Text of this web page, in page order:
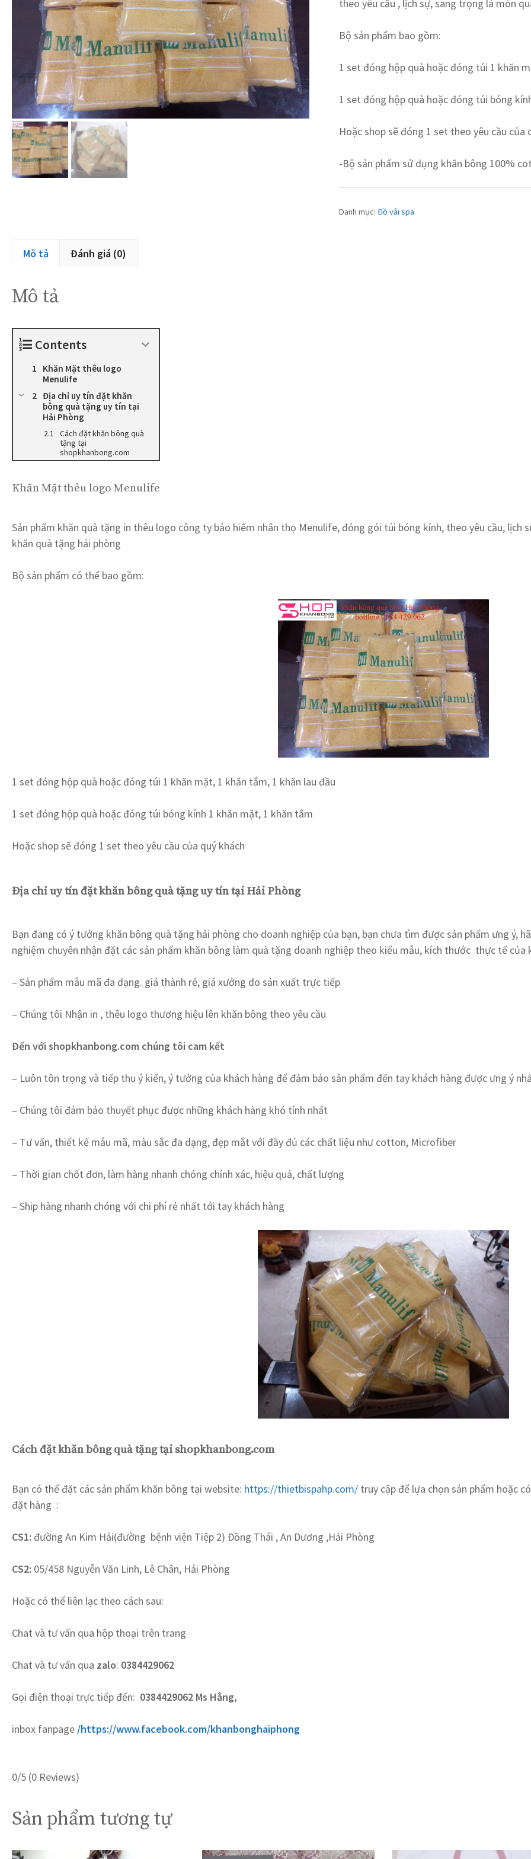
theo yêu cầu , lịch sự, sang trọng là món
Bộ sản phẩm bao gồm:
1 set đóng hộp quà hoặc đóng túi 1 khăn
1 set đóng hộp quà hoặc đóng túi bóng
Hoặc shop sẽ đóng 1 set theo yêu cầu của
-Bộ sản phẩm sử dụng khăn bông 100%
Danh mục: Đồ vải spa
Mô tả Đánh giá (0)
Mô tả
Contents
Khăn Mặt thêu logo
Menulife
Địa chỉ uy tín đặt khăn
bông quà tặng uy tín tại
Hải Phòng
Cách đặt khăn bông quà
tặng tại
shopkhanbong.com
Khăn Mặt thêu logo Menulife
Sản phẩm khăn quà tặng in thêu logo công ty bảo hiểm nhân thọ Menulife, đóng gói túi bóng kính, theo yêu cầu, lịch
khăn quà tặng hải phòng
Bộ sản phẩm có thể bao gồm:
1 set đóng hộp quà hoặc đóng túi 1 khăn mặt, 1 khăn tắm, 1 khăn lau đầu
1 set đóng hộp quà hoặc đóng túi bóng kính 1 khăn mặt, 1 khăn tắm
Hoặc shop sẽ đóng 1 set theo yêu cầu của quý khách
Địa chỉ uy tín đặt khăn bông quà tặng uy tín tại Hải Phòng
Bạn đang có ý tưởng khăn bông quà tặng hải phòng cho doanh nghiệp của bạn, bạn chưa tìm được sản phẩm ưng ý,
nghiệm chuyên nhận đặt các sản phẩm khăn bông làm quà tặng doanh nghiệp theo kiểu mẫu, kích thước thực tế của
– Sản phẩm mẫu mã đa dạng. giá thành rẻ, giá xưởng do sản xuất trực tiếp
– Chúng tôi Nhận in , thêu logo thương hiệu lên khăn bông theo yêu cầu
Đến với shopkhanbong.com chúng tôi cam kết
– Luôn tôn trọng và tiếp thu ý kiến, ý tưởng của khách hàng để đảm bảo sản phẩm đến tay khách hàng được ưng ý
– Chúng tôi đảm bảo thuyết phục được những khách hàng khó tính nhất
– Tư vấn, thiết kế mẫu mã, màu sắc đa dạng, đẹp mắt với đầy đủ các chất liệu như cotton, Microfiber
– Thời gian chốt đơn, làm hàng nhanh chóng chính xác, hiệu quả, chất lượng
– Ship hàng nhanh chóng với chi phí rẻ nhất tới tay khách hàng
Cách đặt khăn bông quà tặng tại shopkhanbong.com
Bạn có thể đặt các sản phẩm khăn bông tại website: https://thietbispahp.com/ truy cập để lựa chọn sản phẩm hoặc
đặt hàng :
CS1: đường An Kim Hải(đường bệnh viện Tiệp 2) Đồng Thái , An Dương ,Hải Phòng
CS2: 05/458 Nguyễn Văn Linh, Lê Chân, Hải Phòng
Hoặc có thể liên lạc theo cách sau:
Chat và tư vấn qua hộp thoại trên trang
Chat và tư vấn qua zalo: 0384429062
Gọi điện thoại trực tiếp đến: 0384429062 Ms Hằng,
inbox fanpage /https://www.facebook.com/khanbonghaiphong
0/5 (0 Reviews)
Sản phẩm tương tự